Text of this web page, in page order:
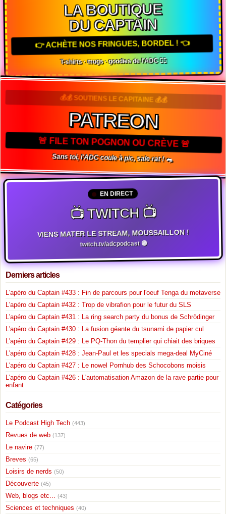
LA BOUTIQUE
DU CAPTAIN
👉 ACHÈTE NOS FRINGUES, BORDEL ! 👈
T-shirts · mugs · goodies de l'ADC 🏴‍☠️
💰💰 SOUTIENS LE CAPITAINE 💰💰
PATREON
🚨 FILE TON POGNON OU CRÈVE 🚨
Sans toi, l'ADC coule à pic, sale rat ! 🐀
EN DIRECT
📺 TWITCH 📺
VIENS MATER LE STREAM, MOUSSAILLON !
twitch.tv/adcpodcast 🟣
Derniers articles
L'apéro du Captain #433 : Fin de parcours pour l'oeuf Tenga du metaverse
L'apéro du Captain #432 : Trop de vibrafion pour le futur du SLS
L'apéro du Captain #431 : La ring search party du bonus de Schrödinger
L'apéro du Captain #430 : La fusion géante du tsunami de papier cul
L'apéro du Captain #429 : Le PQ-Thon du templier qui chiait des briques
L'apéro du Captain #428 : Jean-Paul et les specials mega-deal MyCiné
L'apéro du Captain #427 : Le nowel Pornhub des Schocobons moisis
L'apéro du Captain #426 : L'automatisation Amazon de la rave partie pour
enfant
Catégories
Le Podcast High Tech (443)
Revues de web (137)
Le navire (77)
Breves (65)
Loisirs de nerds (50)
Découverte (45)
Web, blogs etc... (43)
Sciences et techniques (40)